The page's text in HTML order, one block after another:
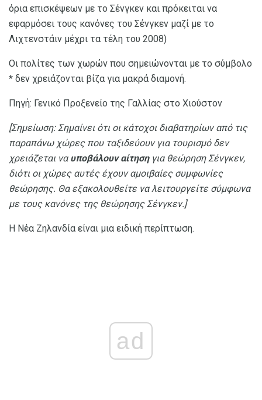
όρια επισκέψεων με το Σένγκεν και πρόκειται να
εφαρμόσει τους κανόνες του Σένγκεν μαζί με το
Λιχτενστάιν μέχρι τα τέλη του 2008)
Οι πολίτες των χωρών που σημειώνονται με το σύμβολο
* δεν χρειάζονται βίζα για μακρά διαμονή.
Πηγή: Γενικό Προξενείο της Γαλλίας στο Χιούστον
[Σημείωση: Σημαίνει ότι οι κάτοχοι διαβατηρίων από τις
παραπάνω χώρες που ταξιδεύουν για τουρισμό δεν
χρειάζεται να υποβάλουν αίτησηγια θεώρηση Σένγκεν,
διότι οι χώρες αυτές έχουν αμοιβαίες συμφωνίες
θεώρησης. Θα εξακολουθείτε να λειτουργείτε σύμφωνα
με τους κανόνες της θεώρησης Σένγκεν.]
Η Νέα Ζηλανδία είναι μια ειδική περίπτωση.
ad